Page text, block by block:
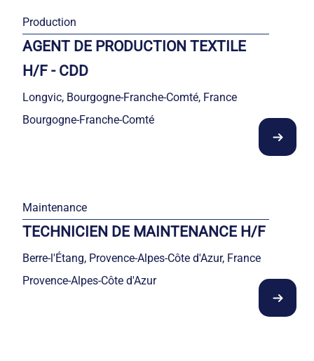
Production
AGENT DE PRODUCTION TEXTILE
H/F - CDD
Longvic, Bourgogne-Franche-Comté, France
Bourgogne-Franche-Comté
Maintenance
TECHNICIEN DE MAINTENANCE H/F
Berre-l'Étang, Provence-Alpes-Côte d'Azur, France
Provence-Alpes-Côte d'Azur